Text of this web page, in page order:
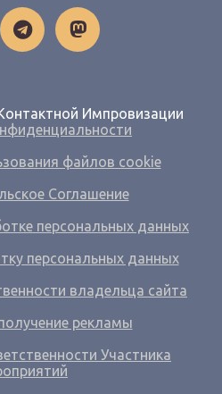
Импровизации
файлов cookie
Соглашение
персональных данных
персональных данных
владельца сайта
рекламы
Участника